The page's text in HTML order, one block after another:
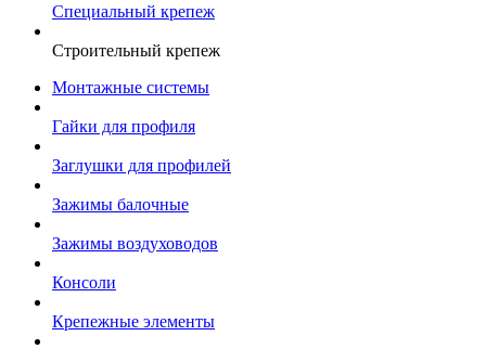
Специальный крепеж
Строительный крепеж
Монтажные системы
Гайки для профиля
Заглушки для профилей
Зажимы балочные
Зажимы воздуховодов
Консоли
Крепежные элементы